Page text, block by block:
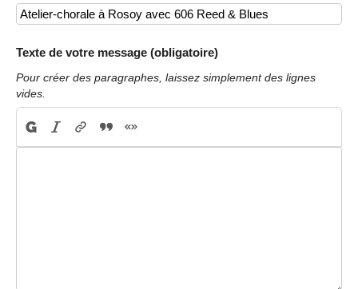
Texte de votre message (obligatoire)
Pour créer des paragraphes, laissez simplement des lignes
vides.